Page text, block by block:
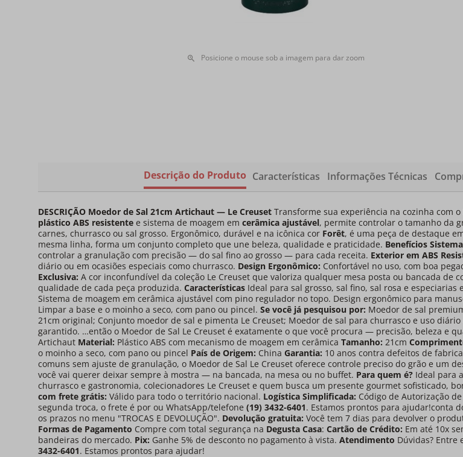
Posicione o mouse sob a imagem para dar zoom
Descrição do Produto Características Informações Técnicas
DESCRIÇÃO Moedor de Sal 21cm Artichaut — Le Creuset Transforme sua experiência na cozinha com o
plástico ABS resistente e sistema de moagem em cerâmica ajustável, permite controlar o tamanho da
carnes, churrasco ou sal grosso. Ergonômico, durável e na icônica cor Forêt, é uma peça de destaque
mesma linha, forma um conjunto completo que une beleza, qualidade e praticidade. Benefícios
controlar a granulação com precisão — do sal fino ao grosso — para cada receita. Exterior em ABS
diário ou em ocasiões especiais como churrasco. Design Ergonômico: Confortável no uso, com boa
Exclusiva: A cor inconfundível da coleção Le Creuset que valoriza qualquer mesa posta ou bancada de
qualidade de cada peça produzida. Características Ideal para sal grosso, sal fino, sal rosa e
Sistema de moagem em cerâmica ajustável com pino regulador no topo. Design ergonômico para
Limpar a base e o moinho a seco, com pano ou pincel. Se você já pesquisou por: Moedor de sal
21cm original; Conjunto moedor de sal e pimenta Le Creuset; Moedor de sal para churrasco e uso
garantido. …então o Moedor de Sal Le Creuset é exatamente o que você procura — precisão, beleza e
Artichaut Material: Plástico ABS com mecanismo de moagem em cerâmica Tamanho: 21cm
o moinho a seco, com pano ou pincel País de Origem: China Garantia: 10 anos contra defeitos de
comuns sem ajuste de granulação, o Moedor de Sal Le Creuset oferece controle preciso do grão e um
você vai querer deixar sempre à mostra — na bancada, na mesa ou no buffet. Para quem é? Ideal para
churrasco e gastronomia, colecionadores Le Creuset e quem busca um presente gourmet sofisticado,
com frete grátis: Válido para todo o território nacional. Logística Simplificada: Código de Autorização
segunda troca, o frete é por ou WhatsApp/telefone (19) 3432-6401. Estamos prontos para ajudar!conta
os prazos no menu "TROCAS E DEVOLUÇÃO". Devolução gratuita: Você tem 7 dias para devolver o
Formas de Pagamento Compre com total segurança na Degusta Casa: Cartão de Crédito: Em até 10x
bandeiras do mercado. Pix: Ganhe 5% de desconto no pagamento à vista. Atendimento Dúvidas? Entre
3432-6401. Estamos prontos para ajudar!